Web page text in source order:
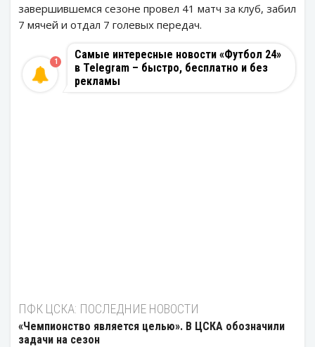
завершившемся сезоне провел 41 матч за клуб, забил
7 мячей и отдал 7 голевых передач.
Самые интересные новости «Футбол 24»
в Telegram – быстро, бесплатно и без
рекламы
1
ПФК ЦСКА: ПОСЛЕДНИЕ НОВОСТИ
«Чемпионство является целью». В ЦСКА обозначили
задачи на сезон